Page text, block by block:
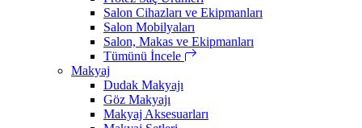
Salon Cihazları ve Ekipmanları
Salon Mobilyaları
Salon, Makas ve Ekipmanları
Tümünü İncele
Makyaj
Dudak Makyajı
Göz Makyajı
Makyaj Aksesuarları